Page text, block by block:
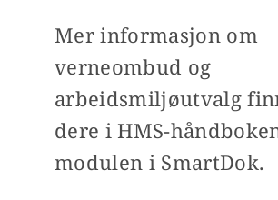
Mer informasjon om
verneombud og
arbeidsmiljøutvalg
dere i HMS-
modulen i SmartDok.